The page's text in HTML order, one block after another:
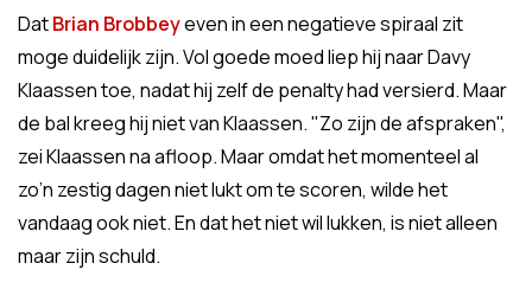
DatBrian Brobbeyeven in een negatieve spiraal zit
moge duidelijk zijn. Vol goede moed liep hij naar Davy
Klaassen toe, nadat hij zelf de penalty had versierd. Maar
de bal kreeg hij niet van Klaassen. "Zo zijn de afspraken",
zei Klaassen na afloop. Maar omdat het momenteel al
zo’n zestig dagen niet lukt om te scoren, wilde het
vandaag ook niet. En dat het niet wil lukken, is niet alleen
maar zijn schuld.